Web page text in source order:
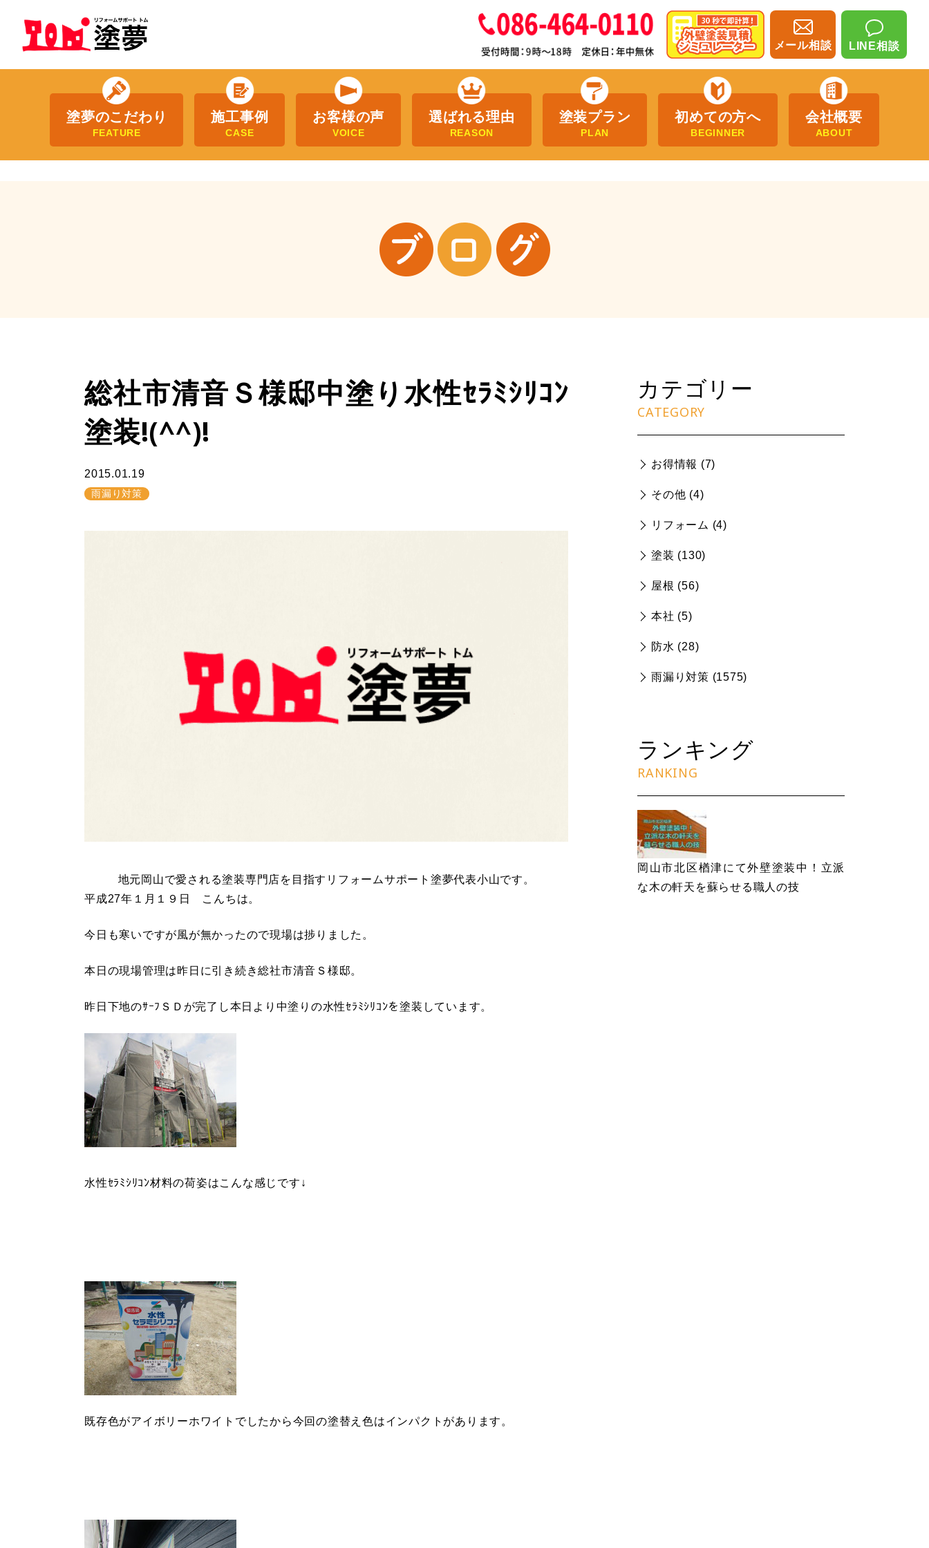
メール相談 LINE相談
塗夢のこだわり
FEATURE
施工事例
CASE
お客様の声
VOICE
選ばれる理由
REASON
塗装プラン
PLAN
初めての方へ
BEGINNER
会社概要
ABOUT
総社市清音Ｓ様邸中塗り水性ｾﾗﾐｼﾘｺﾝ
塗装!(^^)!
2015.01.19
雨漏り対策
地元岡山で愛される塗装専門店を目指すリフォームサポート塗夢代表小山です。
平成27年１月１９日 こんちは。
今日も寒いですが風が無かったので現場は捗りました。
本日の現場管理は昨日に引き続き総社市清音Ｓ様邸。
昨日下地のｻｰﾌＳＤが完了し本日より中塗りの水性ｾﾗﾐｼﾘｺﾝを塗装しています。
水性ｾﾗﾐｼﾘｺﾝ材料の荷姿はこんな感じです↓
既存色がアイボリーホワイトでしたから今回の塗替え色はインパクトがあります。
カテゴリー
CATEGORY
お得情報 (7)
その他 (4)
リフォーム (4)
塗装 (130)
屋根 (56)
本社 (5)
防水 (28)
雨漏り対策 (1575)
ランキング
RANKING
岡山市北区楢津にて外壁塗装中！立派
な木の軒天を蘇らせる職人の技